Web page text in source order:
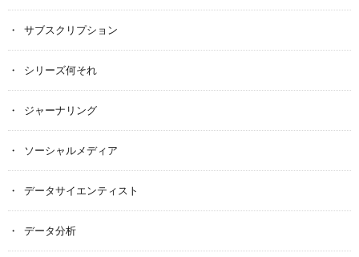
サブスクリプション
シリーズ何それ
ジャーナリング
ソーシャルメディア
データサイエンティスト
データ分析